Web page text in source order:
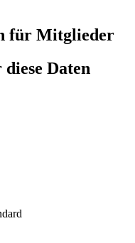
für Mitglieder
Daten